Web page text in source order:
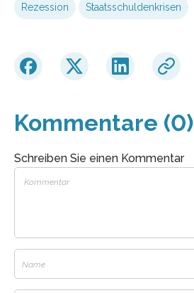
Rezession Staatsschuldenkrisen
Kommentare (0)
Schreiben Sie einen Kommentar